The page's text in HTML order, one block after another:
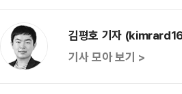
김평호 기자
기사 모아 보기 >